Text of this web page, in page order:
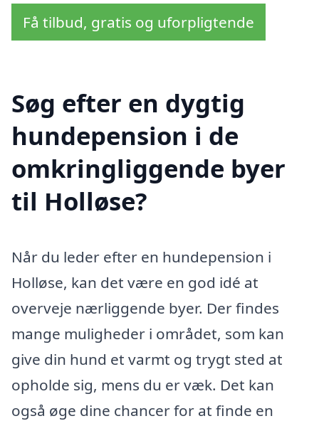
Få tilbud, gratis og uforpligtende
Søg efter en dygtig
hundepension i de
omkringliggende byer
til Holløse?
Når du leder efter en hundepension i
Holløse, kan det være en god idé at
overveje nærliggende byer. Der findes
mange muligheder i området, som kan
give din hund et varmt og trygt sted at
opholde sig, mens du er væk. Det kan
også øge dine chancer for at finde en